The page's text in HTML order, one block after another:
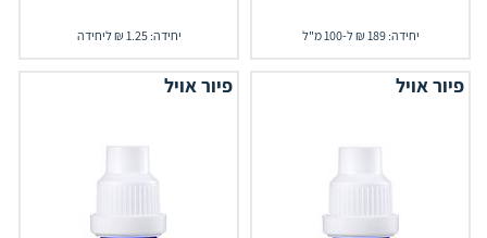
יחידה: 189 ₪ ל-100 מ"ל יחידה: 1.25 ₪ ליחידה
פיור אויל פיור אויל